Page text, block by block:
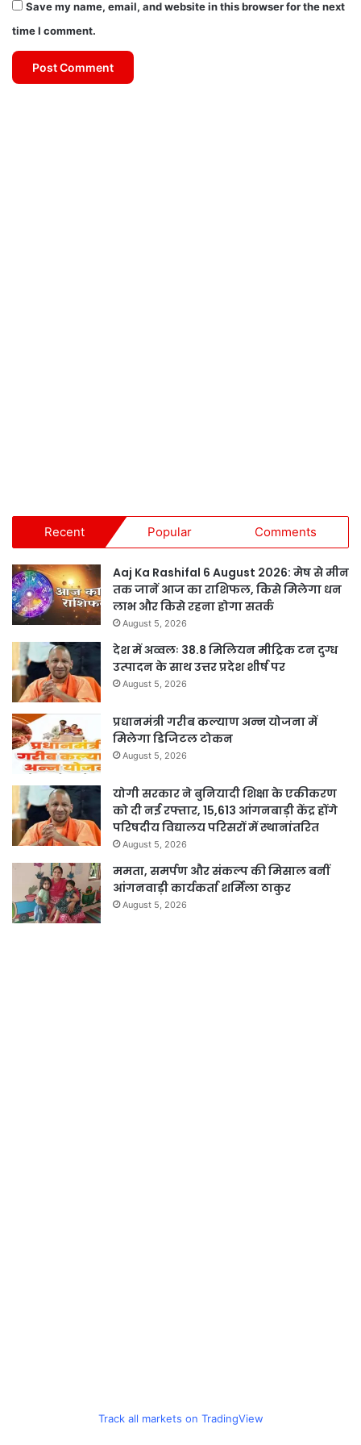
Save my name, email, and website in this browser for the next
time I comment.
Recent Popular Comments
Aaj Ka Rashifal 6 August 2026: मेष से मीन
तक जानें आज का राशिफल, किसे मिलेगा धन
लाभ और किसे रहना होगा सतर्क
August 5, 2026
देश में अव्वलः 38.8 मिलियन मीट्रिक टन दुग्ध
उत्पादन के साथ उत्तर प्रदेश शीर्ष पर
August 5, 2026
प्रधानमंत्री गरीब कल्याण अन्न योजना में
मिलेगा डिजिटल टोकन
August 5, 2026
योगी सरकार ने बुनियादी शिक्षा के एकीकरण
को दी नई रफ्तार, 15,613 आंगनबाड़ी केंद्र होंगे
परिषदीय विद्यालय परिसरों में स्थानांतरित
August 5, 2026
ममता, समर्पण और संकल्प की मिसाल बनीं
आंगनवाड़ी कार्यकर्ता शर्मिला ठाकुर
August 5, 2026
Track all markets on TradingView